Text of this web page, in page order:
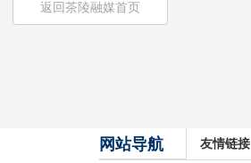
返回茶陵融媒首页
网站导航 友情链接